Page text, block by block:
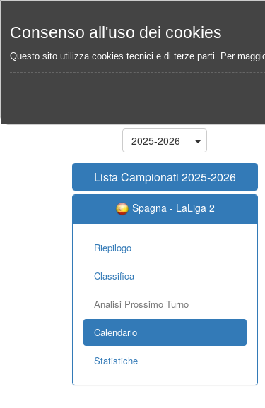
Consenso all'uso dei cookies
Questo sito utilizza cookies tecnici e di terze parti. Per
Home Campionati Spagna - LaLiga 2
2025-2026
Lista Campionati 2025-2026
Spagna - LaLiga 2
Riepilogo
Classifica
Analisi Prossimo Turno
Calendario
Statistiche